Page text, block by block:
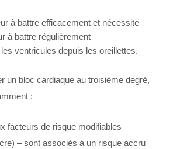
à battre efficacement et nécessite
à battre régulièrement
ventricules depuis les oreillettes.
un bloc cardiaque au troisième degré,
:
facteurs de risque modifiables –
– sont associés à un risque accru